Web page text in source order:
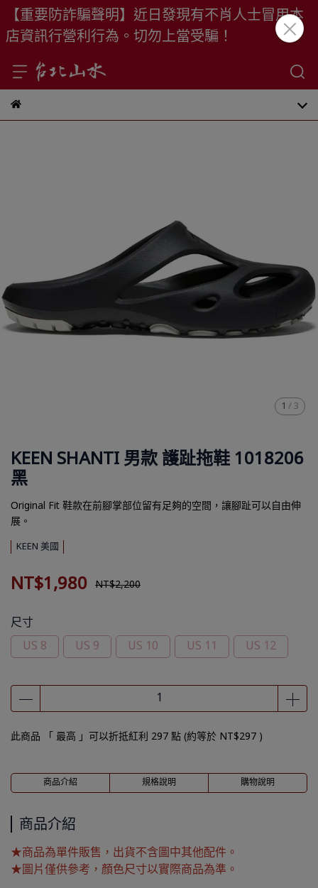
【重要防詐騙聲明】近日發現有不肖人士冒用本
店資訊行營利行為。切勿上當受騙！
1 /3
KEEN SHANTI 男款 護趾拖鞋 1018206
黑
Original Fit 鞋款在前腳掌部位留有足夠的空間，讓腳趾可以自由伸
展。
KEEN 美國
NT$1,980 NT$2,200
尺寸
US 8
US 9 US 10 US 11 US 12
此商品 「 最高 」可以折抵紅利 297 點 (約等於 NT$297 )
商品介紹 規格說明 購物說明
商品介紹
★商品為單件販售，出貨不含圖中其他配件。
★圖片僅供參考，顏色尺寸以實際商品為準。